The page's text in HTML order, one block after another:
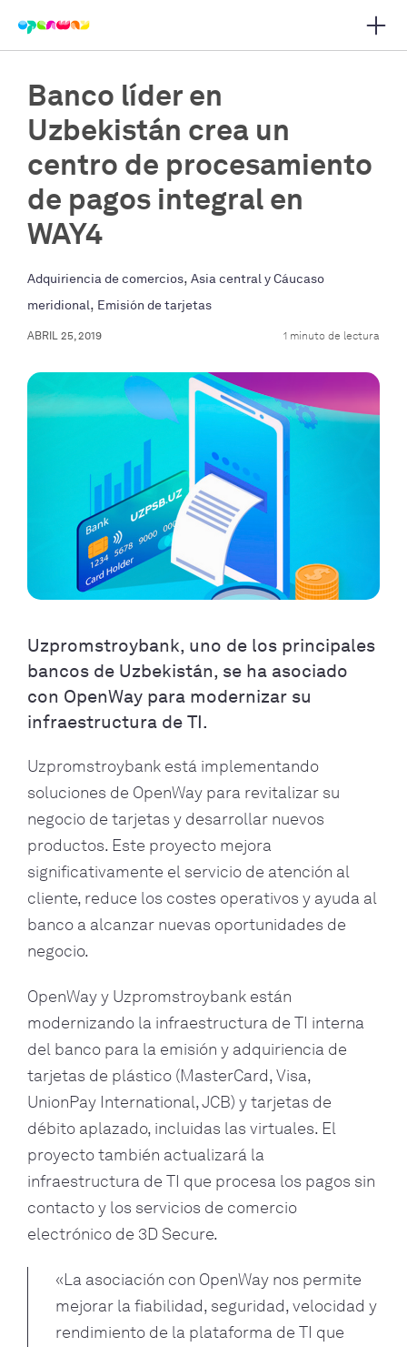
navegación principal
Banco líder en
Uzbekistán crea un
centro de procesamiento
de pagos integral en
WAY4
Adquiriencia de comercios, Asia central y Cáucaso
meridional, Emisión de tarjetas
ABRIL 25, 2019 1 minuto de lectura
Uzpromstroybank, uno de los principales
bancos de Uzbekistán, se ha asociado
con OpenWay para modernizar su
infraestructura de TI.
Uzpromstroybank está implementando
soluciones de OpenWay para revitalizar su
negocio de tarjetas y desarrollar nuevos
productos. Este proyecto mejora
significativamente el servicio de atención al
cliente, reduce los costes operativos y ayuda al
banco a alcanzar nuevas oportunidades de
negocio.
OpenWay y Uzpromstroybank están
modernizando la infraestructura de TI interna
del banco para la emisión y adquiriencia de
tarjetas de plástico (MasterCard, Visa,
UnionPay International, JCB) y tarjetas de
débito aplazado, incluidas las virtuales. El
proyecto también actualizará la
infraestructura de TI que procesa los pagos sin
contacto y los servicios de comercio
electrónico de 3D Secure.
«La asociación con OpenWay nos permite
mejorar la fiabilidad, seguridad, velocidad y
rendimiento de la plataforma de TI que